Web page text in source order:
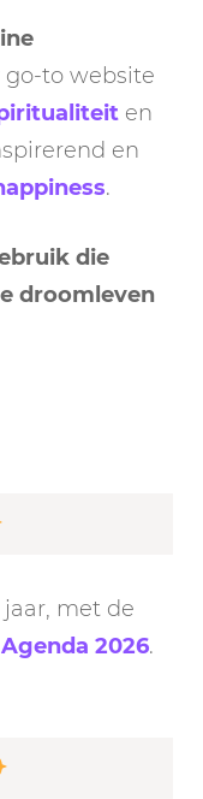
go-to website
en
en
.
die
droomleven
met de
2026.